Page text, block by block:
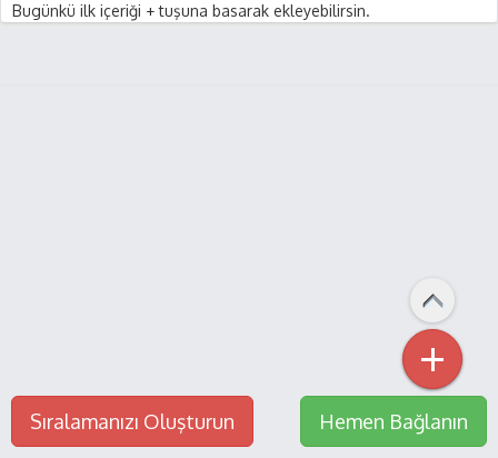
Hemen Bağlanın
Sıralamanızı Oluşturun
+
Bugünkü ilk içeriği + tuşuna basarak ekleyebilirsin.